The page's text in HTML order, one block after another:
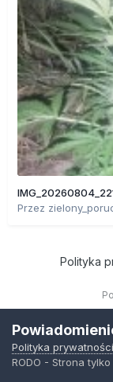
Przez
Polityka
Polityka prywatności
RODO - Strona